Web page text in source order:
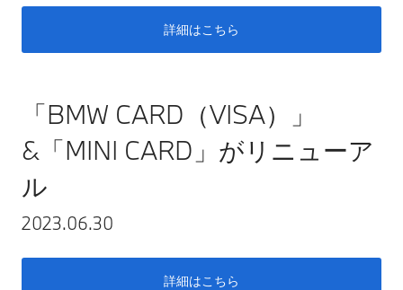
詳細はこちら
「BMW CARD（VISA）」
&「MINI CARD」がリニューア
ル
2023.06.30
詳細はこちら